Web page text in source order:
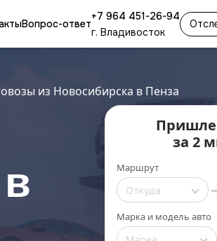
Вопрос-ответ
+7 964 451-26-94
г. Владивосток
из Новосибирска в Пенза
за 2
Маршрут
Марка и модель авто